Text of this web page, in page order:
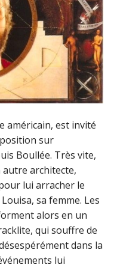
américain, est invité
sur
Boullée. Très vite,
autre architecte,
lui arracher le
sa femme. Les
alors en un
qui souffre de
dans la
lui